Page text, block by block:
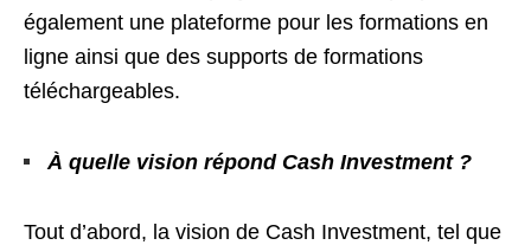
également une plateforme pour les formations en
ligne ainsi que des supports de formations
téléchargeables.
À quelle vision répond Cash Investment ?
Tout d’abord, la vision de Cash Investment, tel que